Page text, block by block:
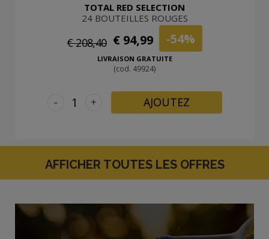
TOTAL RED SELECTION
24 BOUTEILLES ROUGES
€ 208,40 € 94,99 -54%
LIVRAISON GRATUITE
(cod. 49924)
+
- AJOUTEZ
AFFICHER TOUTES LES OFFRES